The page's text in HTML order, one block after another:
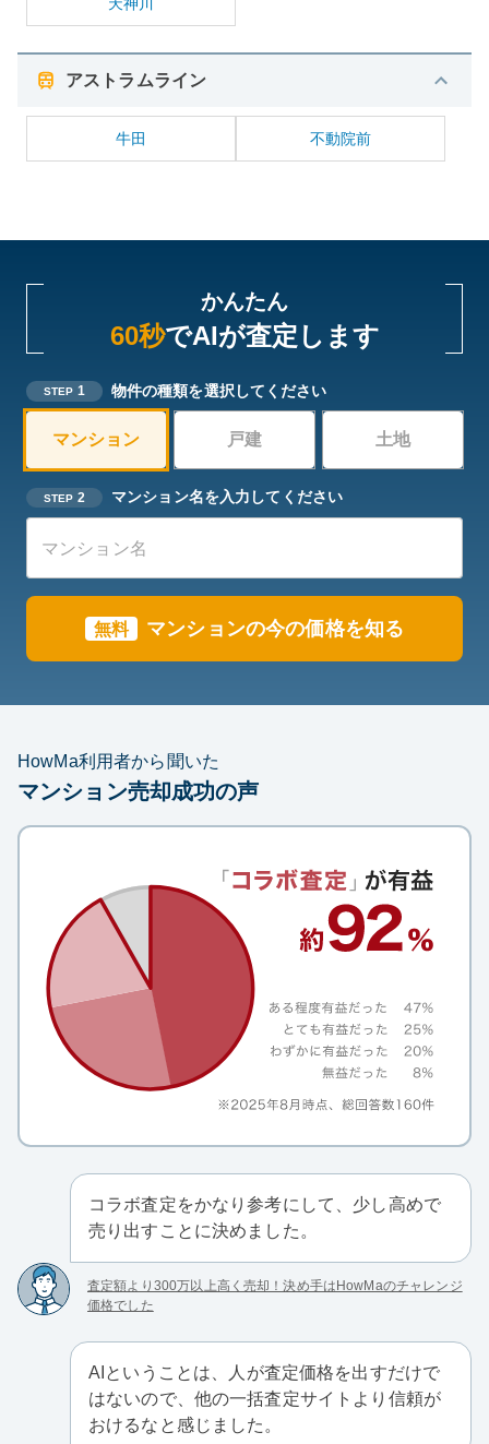
アストラムライン
牛田 不動院前
かんたん
60秒でAIが査定します
STEP 1 物件の種類を選択してください
マンション 戸建 土地
STEP 2 マンション名を入力してください
無料 マンションの今の価格を知る
HowMa利用者から聞いた
マンション売却成功の声
コラボ査定をかなり参考にして、少し高めで
売り出すことに決めました。
査定額より300万以上高く売却！決め手はHowMaのチャレンジ
価格でした
AIということは、人が査定価格を出すだけで
はないので、他の一括査定サイトより信頼が
おけるなと感じました。